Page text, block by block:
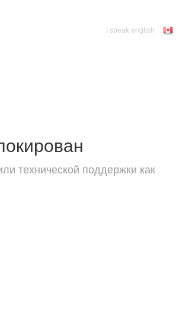
I speak english
технической поддержки как